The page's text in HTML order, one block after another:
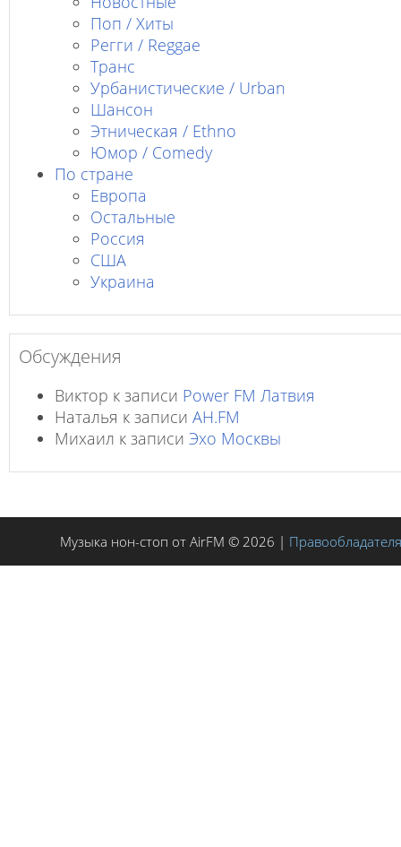
Поп / Хиты
Регги / Reggae
Транс
Урбанистические / Urban
Шансон
Этническая / Ethno
Юмор / Comedy
По стране
Европа
Остальные
Россия
США
Украина
Обсуждения
Виктор к записи Power FM Латвия
Наталья к записи AH.FM
Михаил к записи Эхо Москвы
Музыка нон-стоп от AirFM © 2026 |